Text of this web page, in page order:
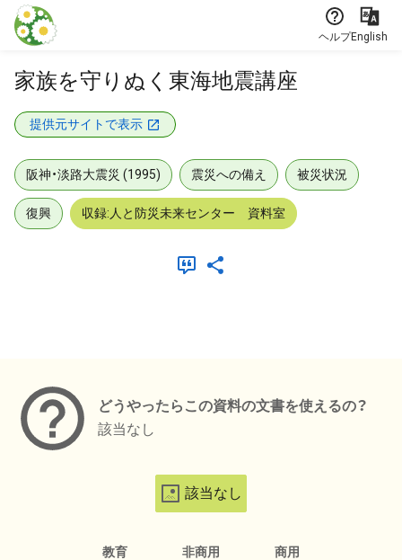
本文に飛ぶ
ヘルプEnglish
家族を守りぬく東海地震講座
提供元サイトで表示
阪神・淡路大震災 (1995) 震災への備え 被災状況
復興 収録:人と防災未来センター 資料室
どうやったらこの資料の文書を使えるの？
該当なし
該当なし
教育 非商用 商用